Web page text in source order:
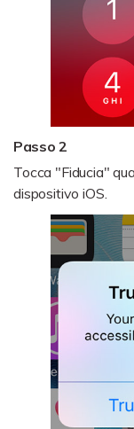
Passo 2
Tocca "Fiducia"
dispositivo iOS.